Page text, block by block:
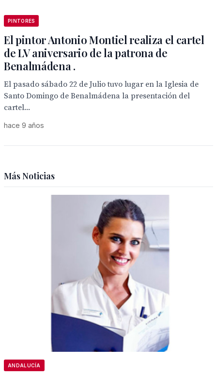
PINTORES
El pintor Antonio Montiel realiza el cartel
de LV aniversario de la patrona de
Benalmádena .
El pasado sábado 22 de Julio tuvo lugar en la Iglesia de
Santo Domingo de Benalmádena la presentación del
cartel...
hace 9 años
Más Noticias
ANDALUCÍA